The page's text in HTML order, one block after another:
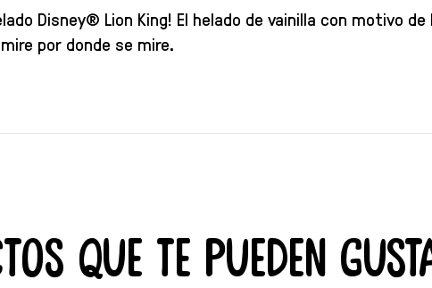
Disney® Lion King! El helado de vainilla con motivo de
por donde se mire.
que te pueden